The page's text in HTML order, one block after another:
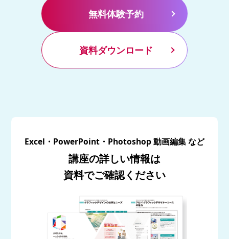
無料体験予約
資料ダウンロード
Excel・PowerPoint・Photoshop 動画編集 など
講座の詳しい情報は
資料でご確認ください